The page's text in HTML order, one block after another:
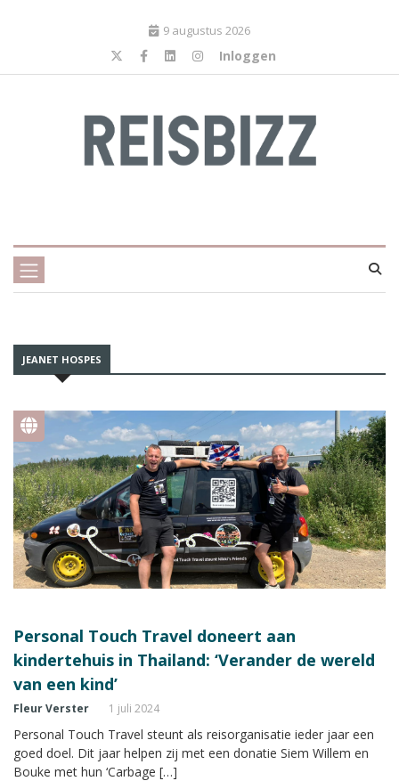
9 augustus 2026
Inloggen
JEANET HOSPES
Personal Touch Travel doneert aan
kindertehuis in Thailand: ‘Verander de wereld
van een kind’
Fleur Verster 1 juli 2024
Personal Touch Travel steunt als reisorganisatie ieder jaar een
goed doel. Dit jaar helpen zij met een donatie Siem Willem en
Bouke met hun ‘Carbage […]